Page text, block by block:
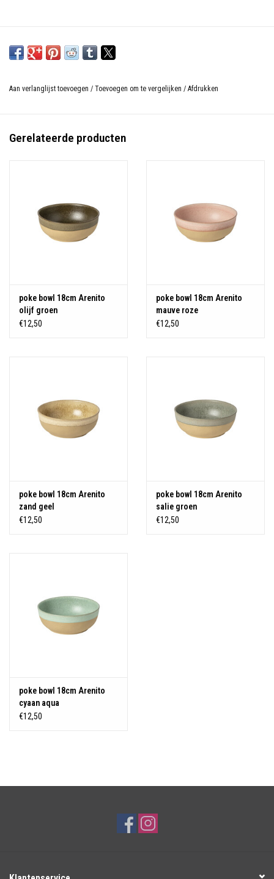
Aan verlanglijst toevoegen / Toevoegen om te vergelijken / Afdrukken
Gerelateerde producten
poke bowl 18cm Arenito
olijf groen
€12,50
poke bowl 18cm Arenito
mauve roze
€12,50
poke bowl 18cm Arenito
zand geel
€12,50
poke bowl 18cm Arenito
salie groen
€12,50
poke bowl 18cm Arenito
cyaan aqua
€12,50